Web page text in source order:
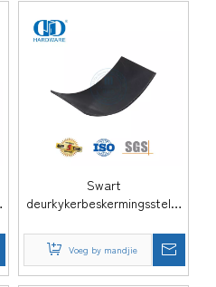
Swart
deurkykerbeskermingsstelle
Opblaasvoering
Rubberseëlstrook
Skarnierblok-DDIG006
Voeg by mandjie